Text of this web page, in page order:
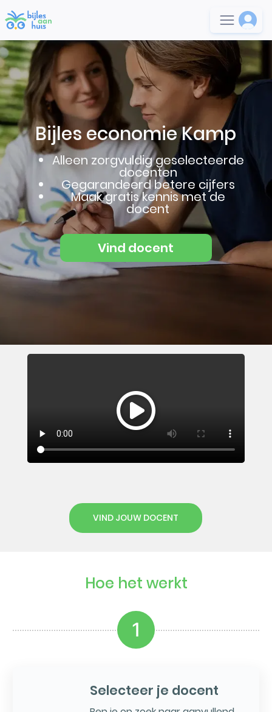
Bijles economie Kamp
Alleen zorgvuldig geselecteerde
docenten
Gegarandeerd betere cijfers
Maak gratis kennis met de
docent
Vind docent
VIND JOUW DOCENT
Hoe het werkt
1
Selecteer je docent